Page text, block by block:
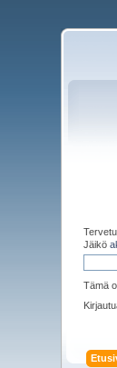
Jäikö
Tämä